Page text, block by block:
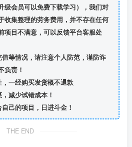
级会员可以免费下载学习），我们对
收集整理的劳务费用，并不存在任何
项目不满意，可以反馈平台客服处
等情况，请注意个人防范，谨防诈
负责！
一经购买发货概不退款
减少试错成本！
己的项目，日进斗金！
THE END